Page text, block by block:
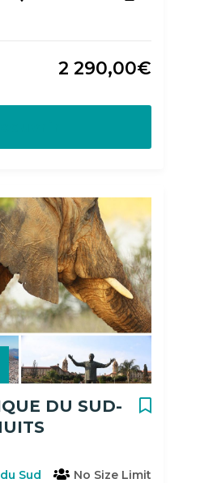
2 290,00€
DU SUD-
Sud No Size Limit